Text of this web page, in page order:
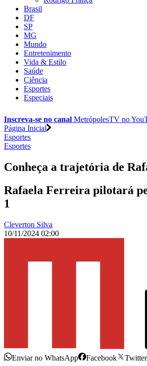
Brasil
DF
SP
MG
Mundo
Entretenimento
Vida & Estilo
Saúde
Ciência
Esportes
Especiais
Inscreva-se no canal MetrópolesTV no
Página Inicial
Esportes
Esportes
Conheça a trajetória de
Rafaela Ferreira pilotará
1
Cleverton Silva
10/11/2024 02:00
Enviar no WhatsApp Facebook Twitter